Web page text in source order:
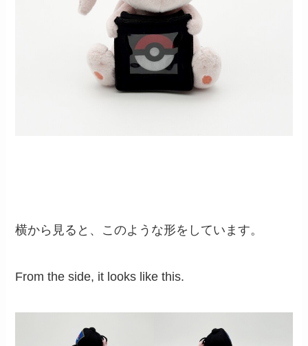
横から見ると、このような形をしています。
From the side, it looks like this.